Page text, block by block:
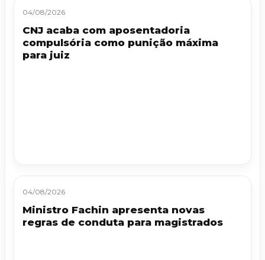
04/08/2026
CNJ acaba com aposentadoria
compulsória como punição máxima
para juiz
04/08/2026
Ministro Fachin apresenta novas
regras de conduta para magistrados